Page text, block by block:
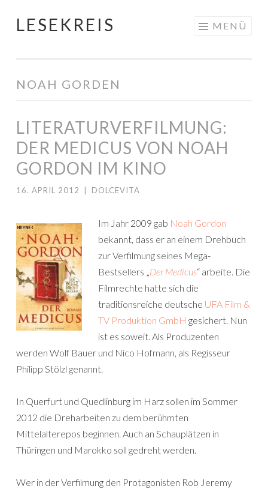
Springe
LESEKREIS MENÜ
NOAH GORDEN
LITERATURVERFILMUNG:
DER MEDICUS VON NOAH
GORDON IM KINO
16. APRIL 2012 DOLCEVITA
Im Jahr 2009 gab Noah Gordon
bekannt, dass er an einem Drehbuch
zur Verfilmung seines Mega-
Bestsellers „Der Medicus“ arbeite. Die
Filmrechte hatte sich die
traditionsreiche deutsche UFA Film &
TV Produktion GmbH gesichert. Nun
ist es soweit. Als Produzenten
werden Wolf Bauer und Nico Hofmann, als Regisseur
Philipp Stölzl genannt.
In Querfurt und Quedlinburg im Harz sollen im Sommer
2012 die Dreharbeiten zu dem berühmten
Mittelalterepos beginnen. Auch an Schauplätzen in
Thüringen und Marokko soll gedreht werden.
Wer in der Verfilmung den Protagonisten Rob Jeremy